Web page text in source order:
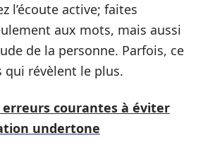
l’écoute active; faites
aux mots, mais aussi
de la personne. Parfois, ce
qui révèlent le plus.
erreurs courantes à éviter
undertone